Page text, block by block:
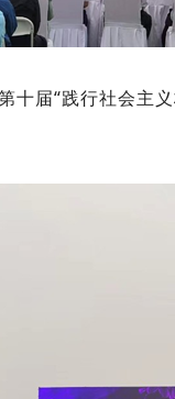
十届“践行社会主